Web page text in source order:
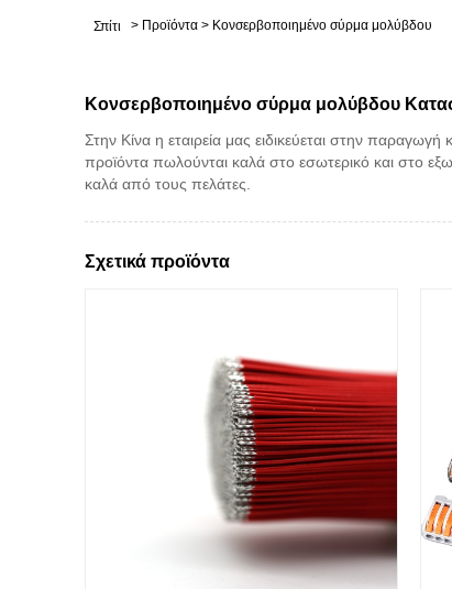
Σπίτι > Προϊόντα > Κονσερβοποιημένο σύρμα μολύβδου
Κονσερβοποιημένο σύρμα μολύβδου
Στην Κίνα η εταιρεία μας ειδικεύεται στην
προϊόντα πωλούνται καλά στο εσωτερικό και στο
καλά από τους πελάτες.
Σχετικά προϊόντα